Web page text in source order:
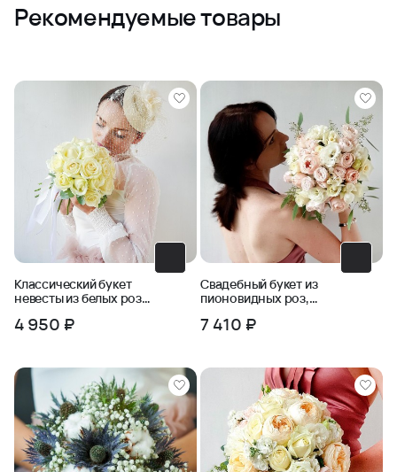
Рекомендуемые товары
Классический букет
невесты из белых роз
4 950 ₽
Свадебный букет из
пионовидных роз,
7 410 ₽